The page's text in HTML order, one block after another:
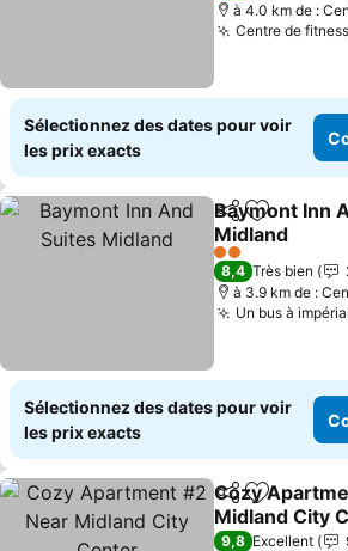
à 4.0 km de :
Centre de
Sélectionnez des dates pour voir
les prix exacts
PartagerAjouter à
Baymont Inn
Midland
2 Étoiles
8,4 Très bien
à 3.9 km de :
Un bus à
Sélectionnez des dates pour voir
les prix exacts
PartagerAjouter à
Cozy
Midland City
9,8 Excellent